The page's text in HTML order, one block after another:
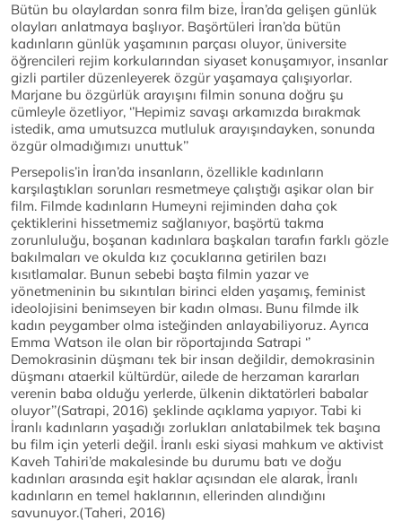
Bütün bu olaylardan sonra film bize, İran’da gelişen günlük
olayları anlatmaya başlıyor. Başörtüleri İran’da bütün
kadınların günlük yaşamının parçası oluyor, üniversite
öğrencileri rejim korkularından siyaset konuşamıyor, insanlar
gizli partiler düzenleyerek özgür yaşamaya çalışıyorlar.
Marjane bu özgürlük arayışını filmin sonuna doğru şu
cümleyle özetliyor, ‘’Hepimiz savaşı arkamızda bırakmak
istedik, ama umutsuzca mutluluk arayışındayken, sonunda
özgür olmadığımızı unuttuk’’
Persepolis’in İran’da insanların, özellikle kadınların
karşılaştıkları sorunları resmetmeye çalıştığı aşikar olan bir
film. Filmde kadınların Humeyni rejiminden daha çok
çektiklerini hissetmemiz sağlanıyor, başörtü takma
zorunluluğu, boşanan kadınlara başkaları tarafın farklı gözle
bakılmaları ve okulda kız çocuklarına getirilen bazı
kısıtlamalar. Bunun sebebi başta filmin yazar ve
yönetmeninin bu sıkıntıları birinci elden yaşamış, feminist
ideolojisini benimseyen bir kadın olması. Bunu filmde ilk
kadın peygamber olma isteğinden anlayabiliyoruz. Ayrıca
Emma Watson ile olan bir röportajında Satrapi ‘’
Demokrasinin düşmanı tek bir insan değildir, demokrasinin
düşmanı ataerkil kültürdür, ailede de herzaman kararları
verenin baba olduğu yerlerde, ülkenin diktatörleri babalar
oluyor’’(Satrapi, 2016) şeklinde açıklama yapıyor. Tabi ki
İranlı kadınların yaşadığı zorlukları anlatabilmek tek başına
bu film için yeterli değil. İranlı eski siyasi mahkum ve aktivist
Kaveh Tahiri’de makalesinde bu durumu batı ve doğu
kadınları arasında eşit haklar açısından ele alarak, İranlı
kadınların en temel haklarının, ellerinden alındığını
savunuyor.(Taheri, 2016)